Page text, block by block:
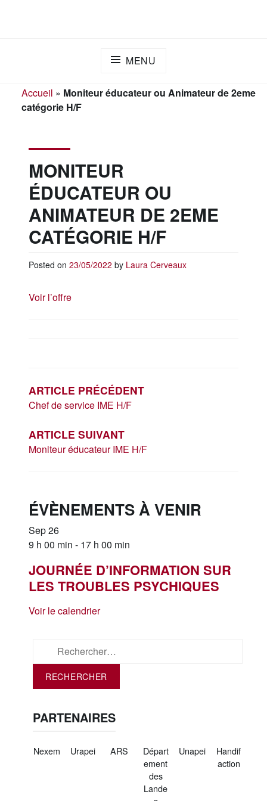
MENU
Accueil » Moniteur éducateur ou Animateur de 2eme
catégorie H/F
MONITEUR
ÉDUCATEUR OU
ANIMATEUR DE 2EME
CATÉGORIE H/F
Posted on 23/05/2022 by Laura Cerveaux
Voir l’offre
L’ARTICLE
ARTICLE PRÉCÉDENT
Chef de service IME H/F
ARTICLE SUIVANT
Moniteur éducateur IME H/F
ÉVÈNEMENTS À VENIR
Sep26
9 h 00 min - 17 h 00 min
JOURNÉE D’INFORMATION SUR
LES TROUBLES PSYCHIQUES
Voir le calendrier
PARTENAIRES
Nexem Urapei ARS
Départ
ement
des
Lande
Unapei
Handif
action